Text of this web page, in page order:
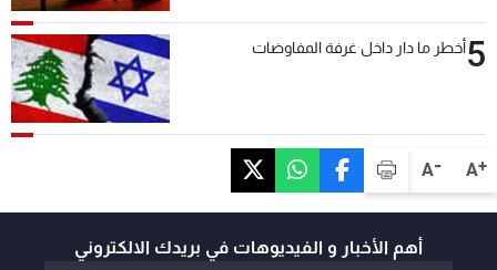
A+
A-
5أخطر ما دار داخل غرفة المفاوضات
أهم الأخبار و الفيديوهات في بريدك الالكتروني